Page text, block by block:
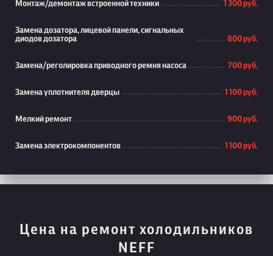
Монтаж/демонтаж встроенной техники 1 300 руб.
Замена дозатора, лицевой панели, сигнальных
диодов дозатора
800 руб.
Замена/реголировка приводного ремня насоса 700 руб.
Замена уплотнителя дверцы 1 100 руб.
Мелкий ремонт 900 руб.
Замена электрокомпонентов 1 100 руб.
Цена на ремонт холодильников
NEFF